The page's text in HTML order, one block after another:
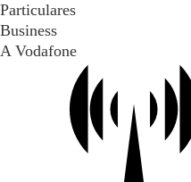
Particulares
Business
A Vodafone